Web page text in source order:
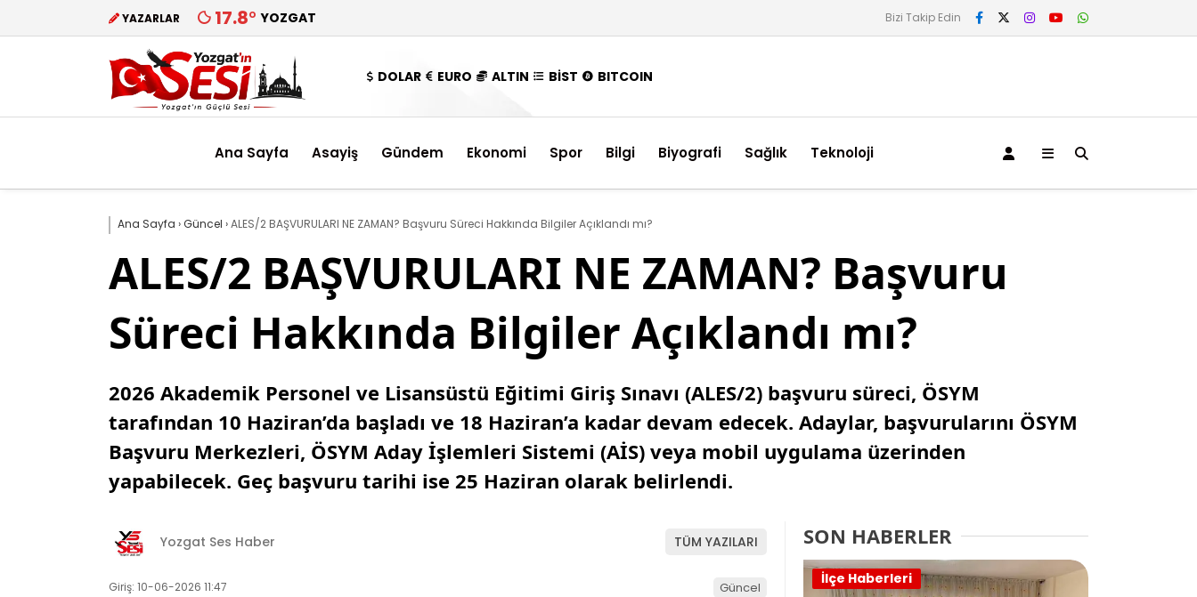
YAZARLAR 17.8° YOZGAT Bizi Takip Edin
DOLAR EURO ALTIN BİST BITCOIN
Ana Sayfa Asayiş Gündem Ekonomi Spor Bilgi Biyografi Sağlık Teknoloji
Ana Sayfa ›Güncel ›ALES/2 BAŞVURULARI NE ZAMAN? Başvuru Süreci Hakkında Bilgiler Açıklandı mı?
ALES/2 BAŞVURULARI NE ZAMAN? Başvuru
Süreci Hakkında Bilgiler Açıklandı mı?
2026 Akademik Personel ve Lisansüstü Eğitimi Giriş Sınavı (ALES/2) başvuru süreci, ÖSYM
tarafından 10 Haziran’da başladı ve 18 Haziran’a kadar devam edecek. Adaylar, başvurularını ÖSYM
Başvuru Merkezleri, ÖSYM Aday İşlemleri Sistemi (AİS) veya mobil uygulama üzerinden
yapabilecek. Geç başvuru tarihi ise 25 Haziran olarak belirlendi.
Yozgat Ses Haber TÜM YAZILARI
Giriş: 10-06-2026 11:47 Güncel
SON HABERLER
İlçe Haberleri